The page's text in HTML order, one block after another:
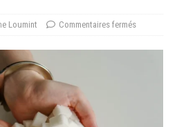
Loumint Commentaires fermés